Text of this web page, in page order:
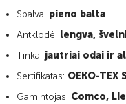
Spalva: pieno balta
Antklodė: lengva,
Tinka: jautriai odai ir
Sertifikatas: OEKO-TEX
Gamintojas: Comco,